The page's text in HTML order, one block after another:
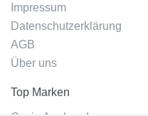
Impressum
Datenschutzerklärung
AGB
Über uns
Top Marken